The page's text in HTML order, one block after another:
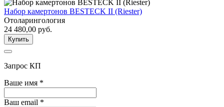
Набор камертонов BESTECK II (Riester)
Отоларингология
24 480,00 руб.
Купить
Запрос КП
Ваше имя *
Ваш email *